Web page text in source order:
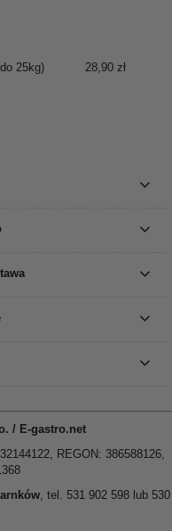
KOSZTÓW
25kg) 28,90 zł
/ E-gastro.net
REGON: 386588126,
, tel. 531 902 598 lub 530